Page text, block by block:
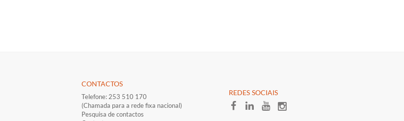
CONTACTOS
Telefone: 253 510 170
(Chamada para a rede fixa nacional)
Pesquisa de contactos
​REDES SOCIAI​S